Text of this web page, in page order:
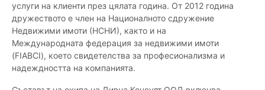
услуги на клиенти през цялата година. От 2012 година
дружеството е член на Националното сдружение
Недвижими имоти (НСНИ), както и на
Международната федерация за недвижими имоти
(FIABCI), което свидетелства за професионализма и
надеждността на компанията.